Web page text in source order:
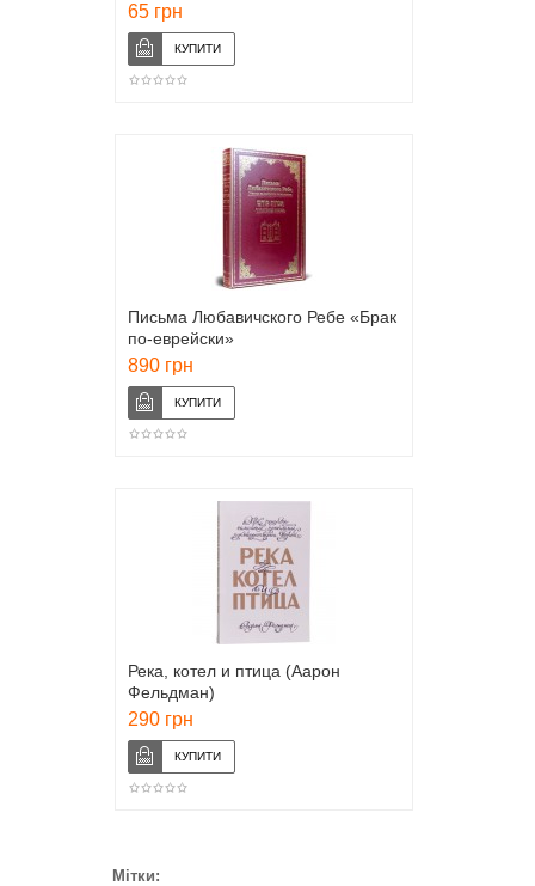
65 грн
Письма Любавичского Ребе «Брак
по-еврейски»
890 грн
Река, котел и птица (Аарон
Фельдман)
290 грн
Мітки: